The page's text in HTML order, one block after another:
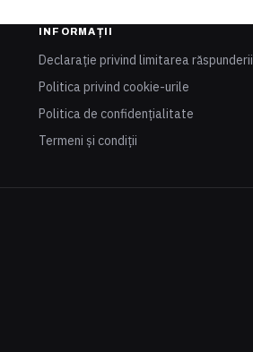
INFORMAȚII
Declarație privind limitarea răspunderii
Politica privind cookie-urile
Politica de confidențialitate
Termeni și condiții